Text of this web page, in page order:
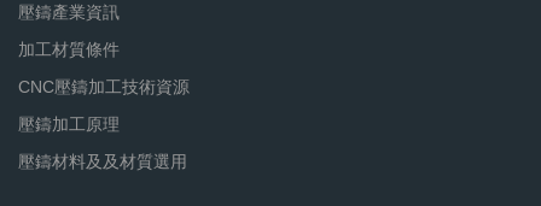
壓鑄產業資訊
加工材質條件
CNC壓鑄加工技術資源
壓鑄加工原理
壓鑄材料及及材質選用